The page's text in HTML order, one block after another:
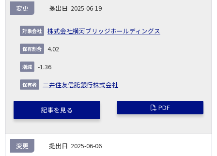
NO.
告
義
務
発
生
日
出
コー
象
業
種
割
2025-06-19
株式会社横河ブリッジホールディングス
変更
4.02
-1.36
三井住友信託銀行株式会社
記事を見る PDF
2025-06-06
変更